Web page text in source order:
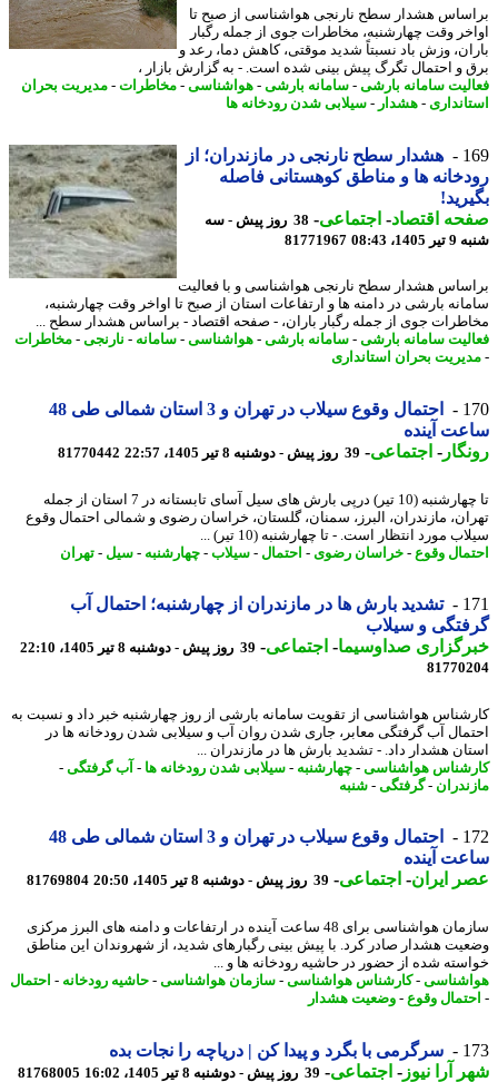
هشدار سطح نارنجی هواشناسی از صبح تا
وقت چهارشنبه، مخاطرات جوی از جمله رگبار
وزش باد نسبتاً شدید موقتی، کاهش دما، رعد و
و احتمال تگرگ پیش بینی شده است. - به گزارش بازار ،
سامانه بارشی -سامانه بارشی -هواشناسی-مخاطرات- مدیریت بحران
- هشدار-سیلابی شدن رودخانه ها
هشدار سطح نارنجی در مازندران؛ از
ها و مناطق کوهستانی فاصله
اقتصاد-اجتماعی-
38 روز پیش - سه
08:43
81771967
هشدار سطح نارنجی هواشناسی و با فعالیت
بارشی در دامنه ها و ارتفاعات استان از صبح تا اواخر وقت چهارشنبه،
جوی از جمله رگبار باران، - صفحه اقتصاد - براساس هشدار سطح ...
سامانه بارشی -سامانه بارشی -هواشناسی-سامانه-نارنجی -مخاطرات
بحران استانداری
احتمال وقوع سیلاب در تهران و 3 استان شمالی طی 48
آینده
-اجتماعی-39 روز پیش - دوشنبه 8 تیر 1405، 22:57 81770442
تا چهارشنبه (10 تیر) درپی بارش های سیل آسای تابستانه در 7 استان از جمله
مازندران، البرز، سمنان، گلستان، خراسان رضوی و شمالی احتمال وقوع
مورد انتظار است. - تا چهارشنبه (10 تیر) ...
وقوع-خراسان رضوی-احتمال-سیلاب-چهارشنبه-سیل-تهران
تشدید بارش ها در مازندران از چهارشنبه؛ احتمال آب
و سیلاب
صداوسیما-اجتماعی-39 روز پیش - دوشنبه 8 تیر 1405، 22:10
هواشناسی از تقویت سامانه بارشی از روز چهارشنبه خبر داد و نسبت به
آب گرفتگی معابر، جاری شدن روان آب و سیلابی شدن رودخانه ها در
هشدار داد. - تشدید بارش ها در مازندران ...
هواشناسی-چهارشنبه-سیلابی شدن رودخانه ها- آب گرفتگی-
- گرفتگی-شنبه
احتمال وقوع سیلاب در تهران و 3 استان شمالی طی 48
آینده
ایران- اجتماعی-39 روز پیش - دوشنبه 8 تیر 1405، 20:50 81769804
سازمان هواشناسی برای 48 ساعت آینده در ارتفاعات و دامنه های البرز مرکزی
هشدار صادر کرد. با پیش بینی رگبارهای شدید، از شهروندان این مناطق
شده از حضور در حاشیه رودخانه ها و ...
-کارشناس هواشناسی-سازمان هواشناسی-حاشیه رودخانه-احتمال
وقوع-وضعیت هشدار
سرگرمی با بگرد و پیدا کن | دریاچه را نجات بده
آرا نیوز-اجتماعی-39 روز پیش - دوشنبه 8 تیر 1405، 16:02 81768005